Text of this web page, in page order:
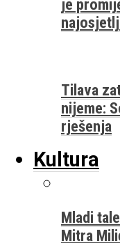
je
Tilava
nijeme:
rješenja
Kultura
Mladi
Mitra